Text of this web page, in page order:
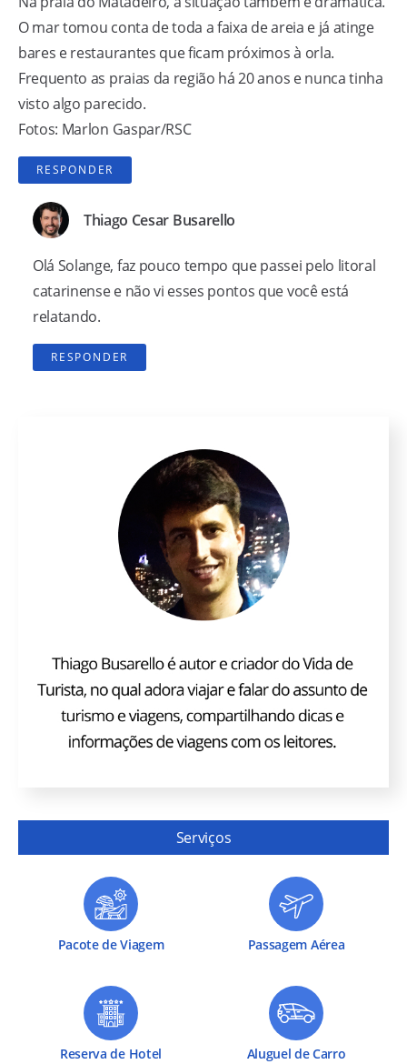
O mar tomou conta de toda a faixa de areia e já atinge
bares e restaurantes que ficam próximos à orla.
Frequento as praias da região há 20 anos e nunca tinha
visto algo parecido.
Fotos: Marlon Gaspar/RSC
RESPONDER
Thiago Cesar Busarello
Olá Solange, faz pouco tempo que passei pelo litoral
catarinense e não vi esses pontos que você está
relatando.
RESPONDER
Serviços
Pacote de Viagem Passagem Aérea
Reserva de Hotel Aluguel de Carro